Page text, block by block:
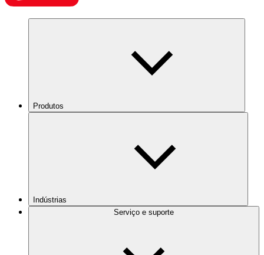
Produtos
Indústrias
Serviço e suporte